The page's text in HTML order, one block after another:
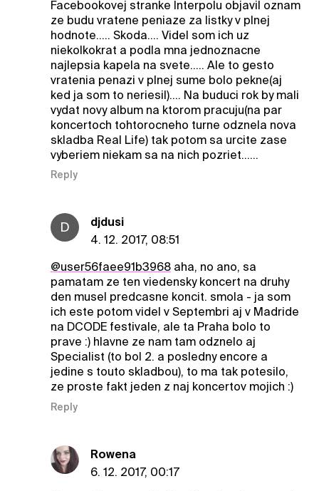
Facebookovej stranke Interpolu objavil oznam
ze budu vratene peniaze za listky v plnej
hodnote..... Skoda.... Videl som ich uz
niekolkokrat a podla mna jednoznacne
najlepsia kapela na svete..... Ale to gesto
vratenia penazi v plnej sume bolo pekne(aj
ked ja som to neriesil).... Na buduci rok by mali
vydat novy album na ktorom pracuju(na par
koncertoch tohtorocneho turne odznela nova
skladba Real Life) tak potom sa urcite zase
vyberiem niekam sa na nich pozriet......
Reply
D
djdusi
4. 12. 2017, 08:51
@user56faee91b3968aha, no ano, sa
pamatam ze ten viedensky koncert na druhy
den musel predcasne koncit. smola - ja som
ich este potom videl v Septembri aj v Madride
na DCODE festivale, ale ta Praha bolo to
prave :) hlavne ze nam tam odznelo aj
Specialist (to bol 2. a posledny encore a
jedine s touto skladbou), to ma tak potesilo,
ze proste fakt jeden z naj koncertov mojich :)
Reply
Rowena
6. 12. 2017, 00:17